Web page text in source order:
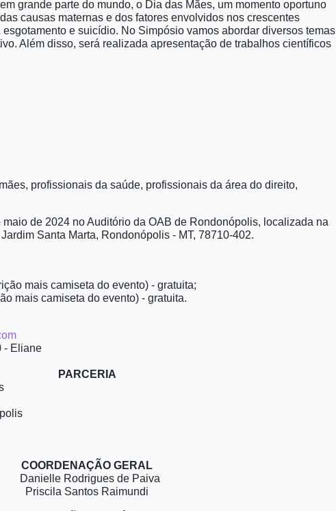
grande parte do mundo, o Dia das Mães, um momento oportuno
causas maternas e dos fatores envolvidos nos crescentes
e suicídio. No Simpósio vamos abordar diversos temas
Além disso, será realizada apresentação de trabalhos científicos
profissionais da saúde, profissionais da área do direito,
de 2024 no Auditório da OAB de Rondonópolis, localizada na
Santa Marta, Rondonópolis - MT, 78710-402.
mais camiseta do evento) - gratuita;
mais camiseta do evento) - gratuita.
- Eliane
PARCERIA
COORDENAÇÃO GERAL
Danielle Rodrigues de Paiva
Priscila Santos Raimundi